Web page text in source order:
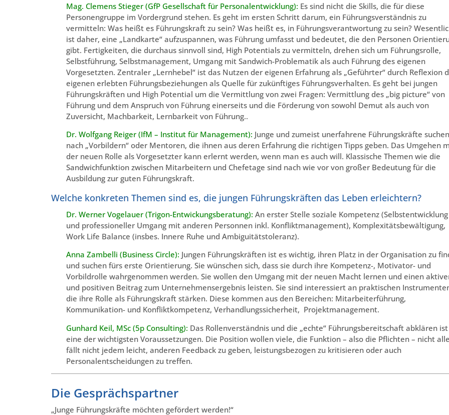
Mag. Clemens Stieger (GfP Gesellschaft für Personalentwicklung): Es sind nicht die Skills, die für diese
Personengruppe im Vordergrund stehen. Es geht im ersten Schritt darum, ein Führungsverständnis zu
vermitteln: Was heißt es Führungskraft zu sein? Was heißt es, in Führungsverantwortung zu sein?
ist daher, eine „Landkarte“ aufzuspannen, was Führung umfasst und bedeutet, die den Personen
gibt. Fertigkeiten, die durchaus sinnvoll sind, High Potentials zu vermitteln, drehen sich um Führungsrolle,
Selbstführung, Selbstmanagement, Umgang mit Sandwich-Problematik als auch Führung des eigenen
Vorgesetzten. Zentraler „Lernhebel“ ist das Nutzen der eigenen Erfahrung als „Geführter“ durch Reflexion
eigenen erlebten Führungsbeziehungen als Quelle für zukünftiges Führungsverhalten. Es geht bei jungen
Führungskräften und High Potential um die Vermittlung von zwei Fragen: Vermittlung des „big picture“ von
Führung und dem Anspruch von Führung einerseits und die Förderung von sowohl Demut als auch von
Zuversicht, Machbarkeit, Lernbarkeit von Führung..
Dr. Wolfgang Reiger (IfM – Institut für Management): Junge und zumeist unerfahrene Führungskräfte
nach „Vorbildern“ oder Mentoren, die ihnen aus deren Erfahrung die richtigen Tipps geben. Das Umgehen
der neuen Rolle als Vorgesetzter kann erlernt werden, wenn man es auch will. Klassische Themen wie die
Sandwichfunktion zwischen Mitarbeitern und Chefetage sind nach wie vor von großer Bedeutung für die
Ausbildung zur guten Führungskraft.
Welche konkreten Themen sind es, die jungen Führungskräften das Leben erleichtern?
Dr. Werner Vogelauer (Trigon-Entwickungsberatung): An erster Stelle soziale Kompetenz (Selbstentwicklung
und professioneller Umgang mit anderen Personnen inkl. Konfliktmanagement), Komplexitätsbewältigung,
Work Life Balance (insbes. Innere Ruhe und Ambiguitätstoleranz).
Anna Zambelli (Business Circle): Jungen Führungskräften ist es wichtig, ihren Platz in der Organisation zu
und suchen fürs erste Orientierung. Sie wünschen sich, dass sie durch ihre Kompetenz-, Motivator- und
Vorbildrolle wahrgenommen werden. Sie wollen den Umgang mit der neuen Macht lernen und einen
und positiven Beitrag zum Unternehmensergebnis leisten. Sie sind interessiert an praktischen
die ihre Rolle als Führungskraft stärken. Diese kommen aus den Bereichen: Mitarbeiterführung,
Kommunikation- und Konfliktkompetenz, Verhandlungssicherheit, Projektmanagement.
Gunhard Keil, MSc (5p Consulting): Das Rollenverständnis und die „echte“ Führungsbereitschaft abklären ist
eine der wichtigsten Voraussetzungen. Die Position wollen viele, die Funktion – also die Pflichten – nicht
fällt nicht jedem leicht, anderen Feedback zu geben, leistungsbezogen zu kritisieren oder auch
Personalentscheidungen zu treffen.
Die Gesprächspartner
„Junge Führungskräfte möchten gefördert werden!“